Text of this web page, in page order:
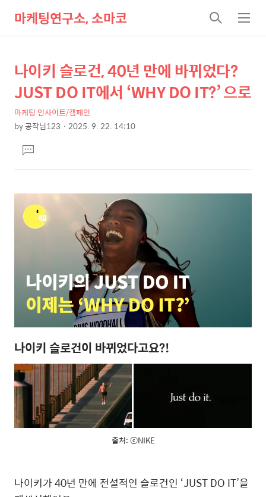
마케팅연구소, 소마코
검
색
메
뉴
상
세
컨
텐
본
제
목
나이키 슬로건, 40년 만에 바뀌었다?
JUST DO IT에서 ‘WHY DO IT?’ 으로
마케팅 인사이트/캠페인
by공작님123 2025. 9. 22. 14:10
문댓
글
나이키 슬로건이 바뀌었다고요?!
출처: ⓒNIKE
나이키가 40년 만에 전설적인 슬로건인 ‘JUST DO IT’을